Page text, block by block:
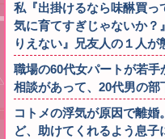
私『出掛けるなら味醂買
気に育てすぎじゃないか？
りえない』兄友人の１人
職場の60代女パートが若
相談があって、20代男の部
コトメの浮気が原因で離
ど、助けてくれるよう息